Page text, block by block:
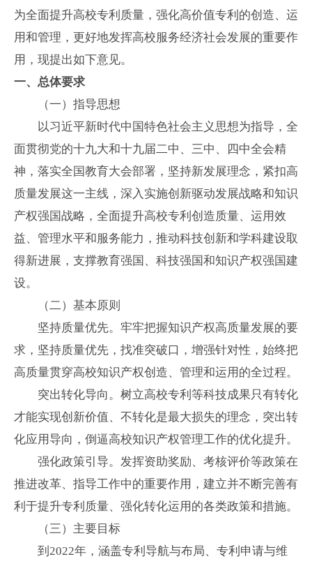
为全面提升高校专利质量，强化高价值专利的创造、运
用和管理，更好地发挥高校服务经济社会发展的重要作
用，现提出如下意见。
一、总体要求
（一）指导思想
以习近平新时代中国特色社会主义思想为指导，全
面贯彻党的十九大和十九届二中、三中、四中全会精
神，落实全国教育大会部署，坚持新发展理念，紧扣高
质量发展这一主线，深入实施创新驱动发展战略和知识
产权强国战略，全面提升高校专利创造质量、运用效
益、管理水平和服务能力，推动科技创新和学科建设取
得新进展，支撑教育强国、科技强国和知识产权强国建
设。
（二）基本原则
坚持质量优先。牢牢把握知识产权高质量发展的要
求，坚持质量优先，找准突破口，增强针对性，始终把
高质量贯穿高校知识产权创造、管理和运用的全过程。
突出转化导向。树立高校专利等科技成果只有转化
才能实现创新价值、不转化是最大损失的理念，突出转
化应用导向，倒逼高校知识产权管理工作的优化提升。
强化政策引导。发挥资助奖励、考核评价等政策在
推进改革、指导工作中的重要作用，建立并不断完善有
利于提升专利质量、强化转化运用的各类政策和措施。
（三）主要目标
到 2022年，涵盖专利导航与布局、专利申请与维